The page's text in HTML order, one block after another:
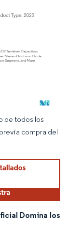
CC BY 4.0.
de todos los
compra del
Domina los